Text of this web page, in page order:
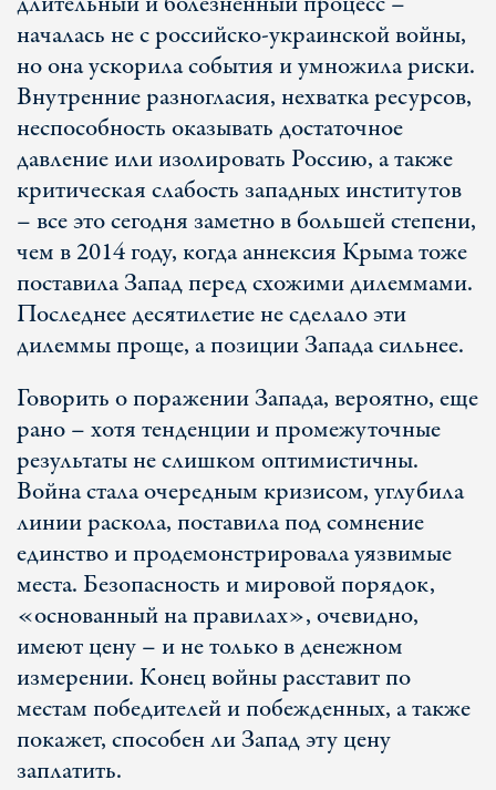
началась не с российско-украинской войны,
но она ускорила события и умножила риски.
Внутренние разногласия, нехватка ресурсов,
неспособность оказывать достаточное
давление или изолировать Россию, а также
критическая слабость западных институтов
– все это сегодня заметно в большей степени,
чем в 2014 году, когда аннексия Крыма тоже
поставила Запад перед схожими дилеммами.
Последнее десятилетие не сделало эти
дилеммы проще, а позиции Запада сильнее.
Говорить о поражении Запада, вероятно, еще
рано – хотя тенденции и промежуточные
результаты не слишком оптимистичны.
Война стала очередным кризисом, углубила
линии раскола, поставила под сомнение
единство и продемонстрировала уязвимые
места. Безопасность и мировой порядок,
«основанный на правилах», очевидно,
имеют цену – и не только в денежном
измерении. Конец войны расставит по
местам победителей и побежденных, а также
покажет, способен ли Запад эту цену
заплатить.